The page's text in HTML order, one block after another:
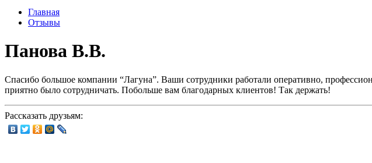
Главная
Отзывы
Панова В.В.
Спасибо большое компании “Лагуна”. Ваши сотрудники работали оперативно,
приятно было сотрудничать. Побольше вам благодарных клиентов! Так держать!
Рассказать друзьям: